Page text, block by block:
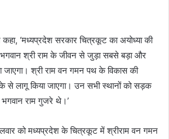
कहा, ‘मध्यप्रदेश सरकार चित्रकूट का अयोध्या की
श्री राम के जीवन से जुड़ा सबसे बड़ा और
जाएगा। श्री राम वन गमन पथ के विकास की
से लागू किया जाएगा। उन सभी स्थानों को सड़क
भगवान राम गुजरे थे।’
को मध्यप्रदेश के चित्रकूट में श्रीराम वन गमन